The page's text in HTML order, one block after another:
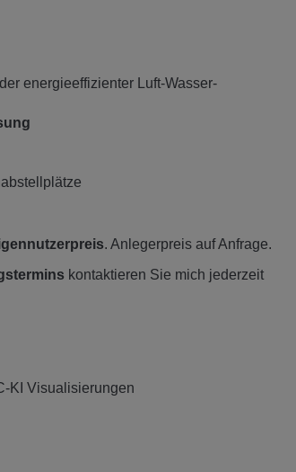
energieeffizienter Luft-Wasser-
. Anlegerpreis auf Anfrage.
kontaktieren Sie mich jederzeit
KI Visualisierungen